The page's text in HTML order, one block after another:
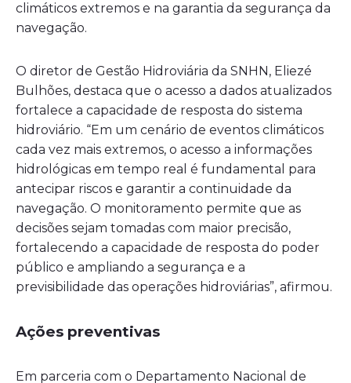
climáticos extremos e na garantia da segurança da
navegação.
O diretor de Gestão Hidroviária da SNHN, Eliezé
Bulhões, destaca que o acesso a dados atualizados
fortalece a capacidade de resposta do sistema
hidroviário. “Em um cenário de eventos climáticos
cada vez mais extremos, o acesso a informações
hidrológicas em tempo real é fundamental para
antecipar riscos e garantir a continuidade da
navegação. O monitoramento permite que as
decisões sejam tomadas com maior precisão,
fortalecendo a capacidade de resposta do poder
público e ampliando a segurança e a
previsibilidade das operações hidroviárias”, afirmou.
Ações preventivas
Em parceria com o Departamento Nacional de